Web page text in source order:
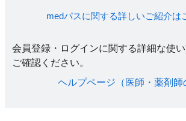
medパスに関する詳しいご紹介は
会員登録・ログインに関する詳細な使
ご確認ください。​
ヘルプページ（医師・薬剤師